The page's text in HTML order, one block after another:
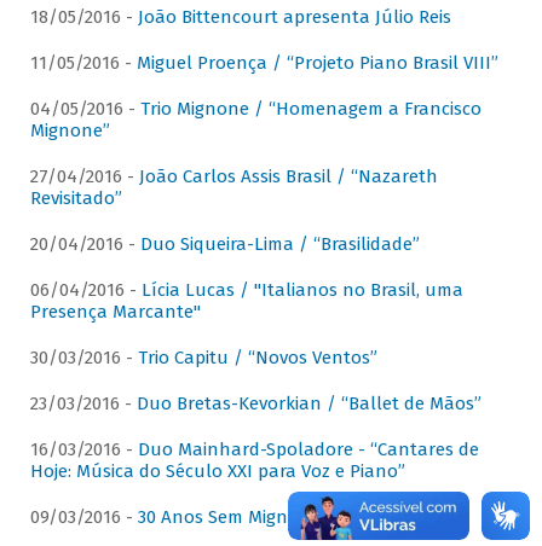
18/05/2016 - João Bittencourt apresenta Júlio Reis
11/05/2016 - Miguel Proença / “Projeto Piano Brasil VIII”
04/05/2016 - Trio Mignone / “Homenagem a Francisco
Mignone”
27/04/2016 - João Carlos Assis Brasil / “Nazareth
Revisitado”
20/04/2016 - Duo Siqueira-Lima / “Brasilidade”
06/04/2016 - Lícia Lucas / "Italianos no Brasil, uma
Presença Marcante"
30/03/2016 - Trio Capitu / “Novos Ventos”
23/03/2016 - Duo Bretas-Kevorkian / “Ballet de Mãos”
16/03/2016 - Duo Mainhard-Spoladore - “Cantares de
Hoje: Música do Século XXI para Voz e Piano”
09/03/2016 - 30 Anos Sem Mignone